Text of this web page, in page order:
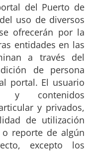
del Puerto de
uso de diversos
ofrecerán por la
entidades en las
a través del
de persona
portal. El usuario
y contenidos
y privados,
de utilización
reporte de algún
excepto los